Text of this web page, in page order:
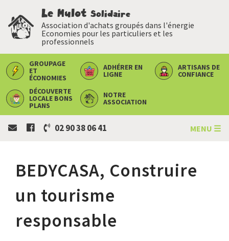
Le Mulot Solidaire
Association d'achats groupés dans l'énergie
Economies pour les particuliers et les
professionnels
GROUPAGE
ET
ÉCONOMIES
ADHÉRER EN
LIGNE
ARTISANS DE
CONFIANCE
DÉCOUVERTE
LOCALE BONS
PLANS
NOTRE
ASSOCIATION
02 90 38 06 41 MENU ☰
BEDYCASA, Construire
un tourisme
responsable